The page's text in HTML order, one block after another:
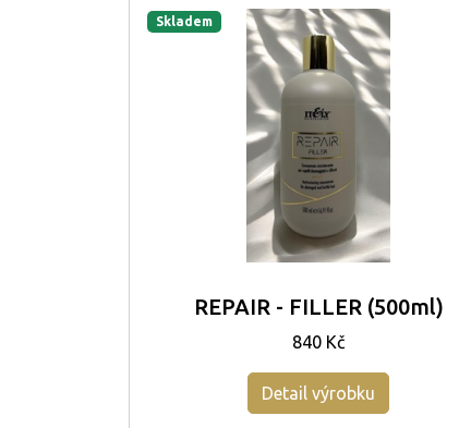
Skladem
REPAIR - FILLER (500ml)
840 Kč
Detail výrobku